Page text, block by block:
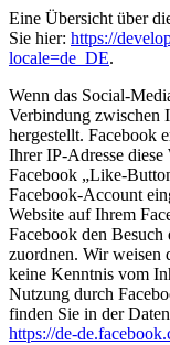
Eine Übersicht über
Sie hier: https://
locale=de_DE.
Wenn das Social-
Verbindung zwischen
hergestellt. Facebook
Ihrer IP-Adresse diese
Facebook „Like-
Facebook-Account
Website auf Ihrem
Facebook den
zuordnen. Wir weisen
keine Kenntnis vom
Nutzung durch
finden Sie in der
https://de-